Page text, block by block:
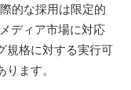
的な採用は限定的
ディア市場に対応
規格に対する実行可
ます。